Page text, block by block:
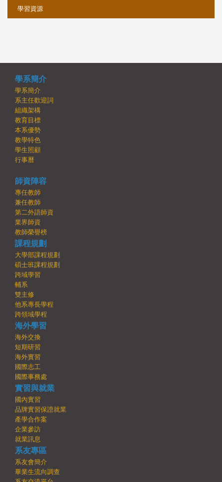
學習資源
學系簡介
學系簡介
系主任歡迎詞
組織架構
教育目標
本系優勢
教學特色
學生照顧
行事曆
師資陣容
專任教師
兼任教師
第二外語師資
業界師資
教師榮譽榜
課程規劃
大學部課程規劃
碩士班課程規劃
跨域學習
輔系
雙主修
他系專長學程
跨領域學程
海外學習
海外交換
短期研習
海外實習
國際志工
國際事務處
實習與就業
國內實習
品牌實習保證就業
產學合作案
企業參訪
就業訊息
系友專區
系友會簡介
畢業生流向調查